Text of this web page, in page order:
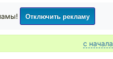
Отключить рекламу
с начала